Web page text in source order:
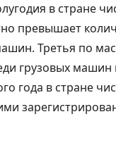
в стране
превышает
Третья по
грузовых
года в стране